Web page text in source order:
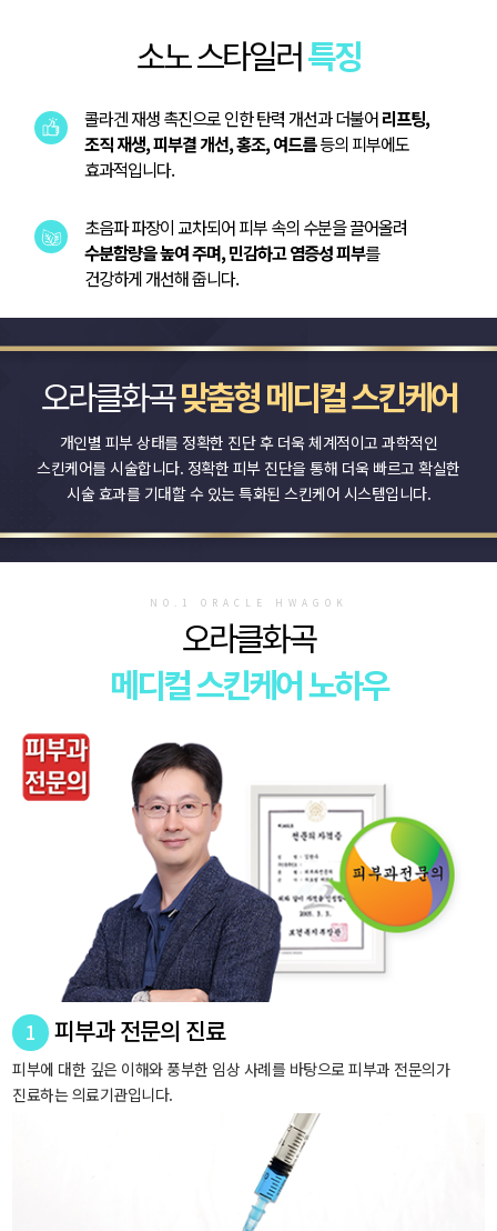
소노 스타일러특징
콜라겐 재생 촉진으로 인한 탄력 개선과 더불어리프팅,
조직 재생, 피부결 개선, 홍조, 여드름등의 피부에도
효과적입니다.
초음파 파장이 교차되어 피부 속의 수분을 끌어올려
수분함량을 높여 주며, 민감하고 염증성 피부를
건강하게 개선해 줍니다.
오라클화곡맞춤형 메디컬 스킨케어
개인별 피부 상태를 정확한 진단 후 더욱 체계적이고 과학적인
스킨케어를 시술합니다. 정확한 피부 진단을 통해 더욱 빠르고 확실한
시술 효과를 기대할 수 있는 특화된 스킨케어 시스템입니다.
NO.1 ORACLE HWAGOK
오라클화곡
메디컬 스킨케어 노하우
1 피부과 전문의 진료
피부에 대한 깊은 이해와 풍부한 임상 사례를 바탕으로 피부과 전문의가
진료하는 의료기관입니다.